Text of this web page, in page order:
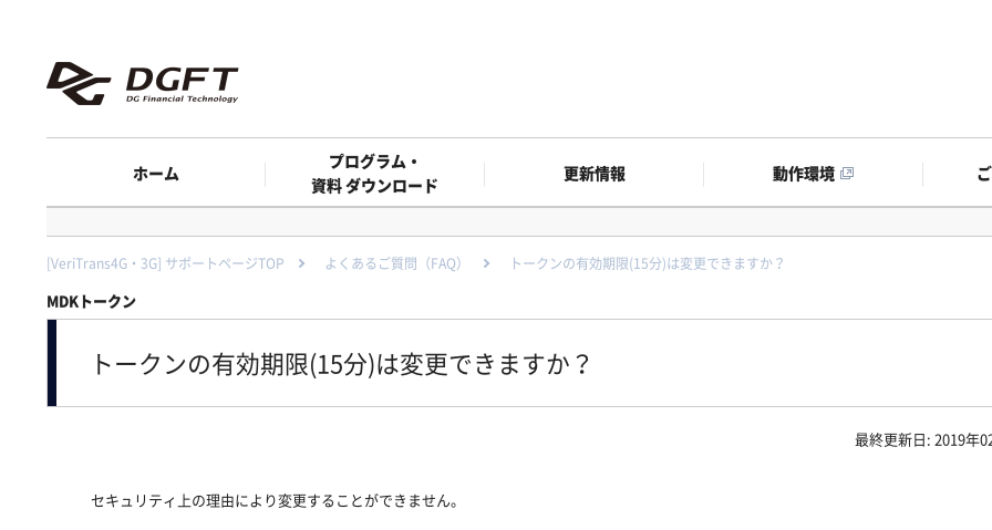
ホーム
プログラム・
資料 ダウンロード
更新情報 動作環境
[VeriTrans4G・3G] サポートページTOP よくあるご質問（FAQ） トークンの有効期限(15分)は変更できますか？
MDKトークン
トークンの有効期限(15分)は変更できますか？
最終更新日: 2019年02
セキュリティ上の理由により変更することができません。